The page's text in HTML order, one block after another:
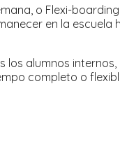
o Flexi-
en la
alumnos
completo o